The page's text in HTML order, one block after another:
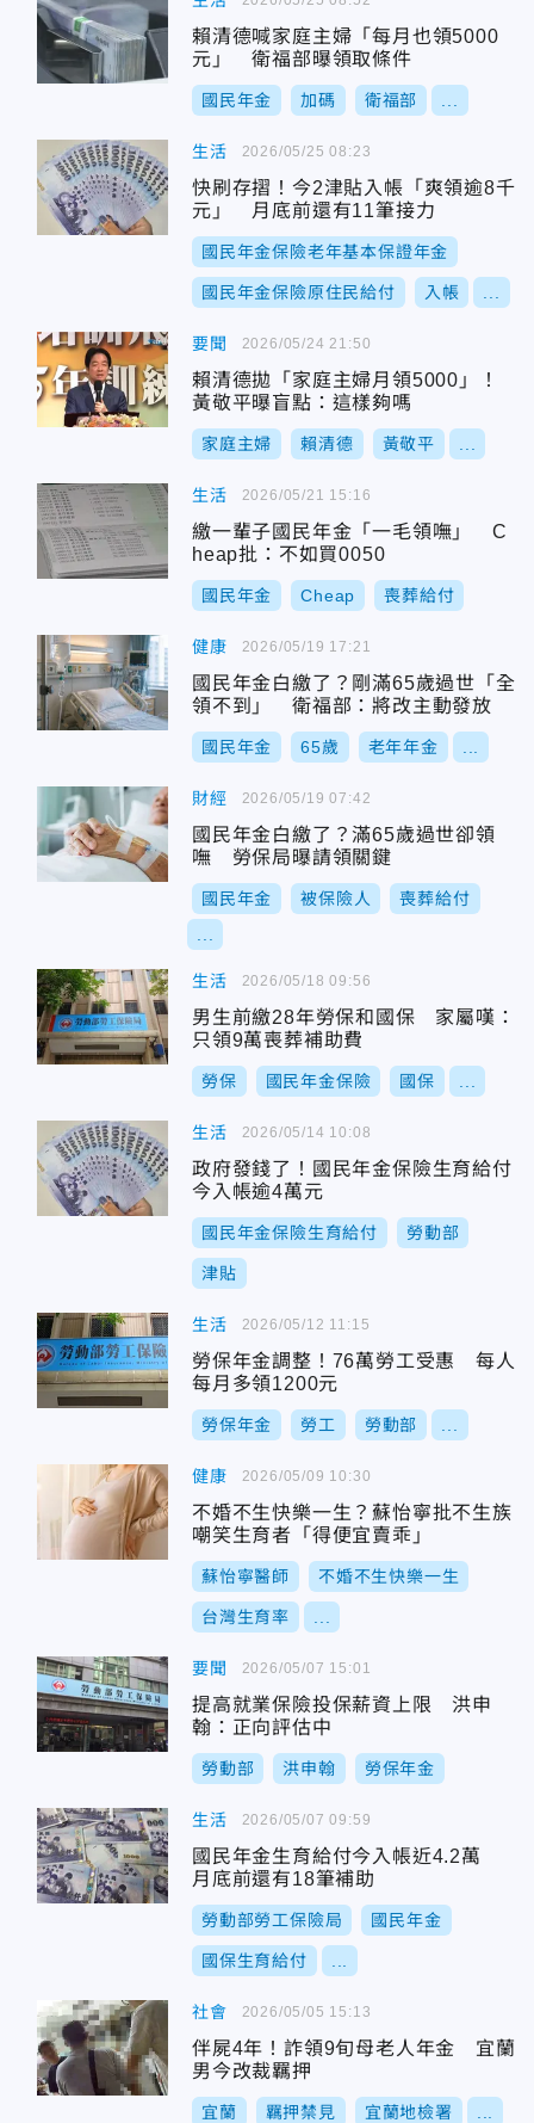
賴清德喊家庭主婦「每月也領5000
元」 衛福部曝領取條件
國民年金 加碼 衛福部
生活
快刷存摺！今2津貼入帳「爽領逾8千
元」 月底前還有11筆接力
國民年金保險老年基本保證年金
國民年金保險原住民給付 入帳
2026/05/25 08:23
要聞
賴清德拋「家庭主婦月領5000」！
黃敬平曝盲點：這樣夠嗎
家庭主婦 賴清德 黃敬平
2026/05/24 21:50
生活
繳一輩子國民年金「一毛領嘸」 C
heap批：不如買0050
國民年金 Cheap 喪葬給付
2026/05/21 15:16
健康
國民年金白繳了？剛滿65歲過世「全
領不到」 衛福部：將改主動發放
國民年金 65歲 老年年金
2026/05/19 17:21
財經
國民年金白繳了？滿65歲過世卻領
嘸 勞保局曝請領關鍵
國民年金 被保險人 喪葬給付
2026/05/19 07:42
生活
男生前繳28年勞保和國保 家屬嘆：
只領9萬喪葬補助費
勞保 國民年金保險 國保
2026/05/18 09:56
生活
政府發錢了！國民年金保險生育給付
今入帳逾4萬元
國民年金保險生育給付 勞動部
津貼
2026/05/14 10:08
生活
勞保年金調整！76萬勞工受惠 每人
每月多領1200元
勞保年金 勞工 勞動部
2026/05/12 11:15
健康
不婚不生快樂一生？蘇怡寧批不生族
嘲笑生育者「得便宜賣乖」
蘇怡寧醫師 不婚不生快樂一生
台灣生育率
2026/05/09 10:30
要聞
提高就業保險投保薪資上限 洪申
翰：正向評估中
勞動部 洪申翰 勞保年金
2026/05/07 15:01
生活
國民年金生育給付今入帳近4.2萬
月底前還有18筆補助
勞動部勞工保險局 國民年金
國保生育給付
2026/05/07 09:59
社會
伴屍4年！詐領9旬母老人年金 宜蘭
男今改裁羈押
宜蘭 羈押禁見 宜蘭地檢署
2026/05/05 15:13